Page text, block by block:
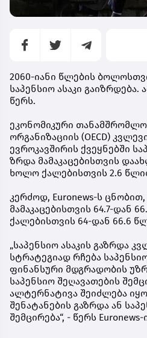
2060-იანი წლების
საპენსიო ასაკი გაიზრდება.
წერს.
ეკონომიკური
ორგანიზაციის (OECD)
ევროკავშირის ქვეყნებში
ზრდა მამაკაცებისთვის
ხოლო ქალებისთვის 2.6
კერძოდ, Euronews-ს ცნობით,
მამაკაცებისთვის 64.7-დან
ქალებისთვის 64-დან 66.6
„საპენსიო ასაკის გაზრდა
სტრატეგიად რჩება
ფინანსური მდგრადობის
საპენსიო შეღავათების
ალტერნატივა შეიძლება
შენატანების გაზრდა ან
შემცირება“, - წერს Euronews-